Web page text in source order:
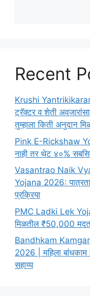
Recent
Krushi
ट्रॅक्टर व शेती
तुम्हाला किती अनुदान
Pink E-Rickshaw
नाही तर थेट ४०%
Vasantrao Naik
Yojana 2026:
प्रक्रिया
PMC Ladki Lek
मिळतील ₹50,000
Bandhkam
2026 | महिला बांधकाम
सहाय्य